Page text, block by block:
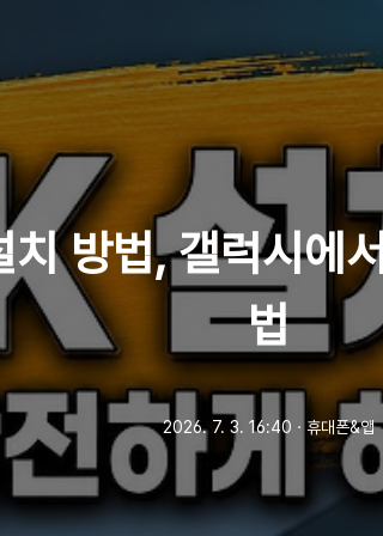
방법, 갤럭시에
법
2026. 7. 3. 16:40 ㆍ 휴대폰&앱